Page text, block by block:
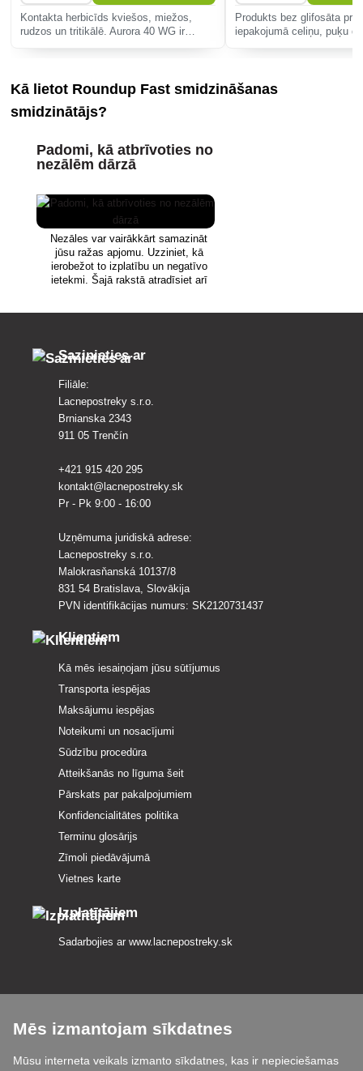
Kontakta herbicīds kviešos, miežos,
rudzos un tritikālē. Aurora 40 WG ir
Produkts bez glifosāta
iepakojumā celiņu, puķu
vizuāls nov�
Kā lietot Roundup Fast smidzināšanas
smidzinātājs?
Padomi, kā atbrīvoties no
nezālēm dārzā
Nezāles var vairākkārt samazināt
jūsu ražas apjomu. Uzziniet, kā
ierobežot to izplatību un negatīvo
ietekmi. Šajā rakstā atradīsiet arī
Sazinieties ar
Filiāle:
Lacnepostreky s.r.o.
Brnianska 2343
911 05 Trenčín
+421 915 420 295
kontakt@lacnepostreky.sk
Pr - Pk 9:00 - 16:00
Uzņēmuma juridiskā adrese:
Lacnepostreky s.r.o.
Malokrasňanská 10137/8
831 54 Bratislava, Slovākija
PVN identifikācijas numurs: SK2120731437
Klientiem
Kā mēs iesaiņojam jūsu sūtījumus
Transporta iespējas
Maksājumu iespējas
Noteikumi un nosacījumi
Sūdzību procedūra
Atteikšanās no līguma šeit
Pārskats par pakalpojumiem
Konfidencialitātes politika
Terminu glosārijs
Zīmoli piedāvājumā
Vietnes karte
Izplatītājiem
Sadarbojies ar www.lacnepostreky.sk
Mēs vienmēr sniegsim jums ekspertu konsultācijas
Mēs izmantojam sīkdatnes
Mūsu interneta veikals izmanto sīkdatnes, kas ir nepieciešamas